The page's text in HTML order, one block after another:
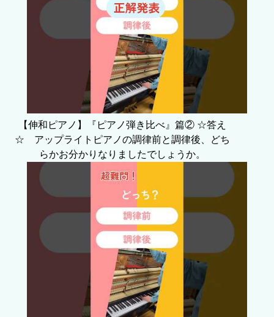
【伸和ピアノ】『ピアノ弾き比べ』篇② ☆答え
☆ アップライトピアノの調律前と調律後、どち
らかお分かりなりましたでしょうか。